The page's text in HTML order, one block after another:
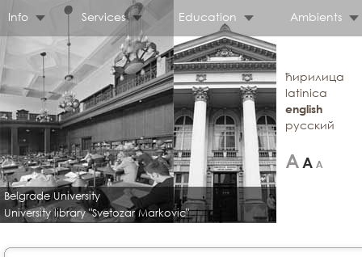
Info Services Education Ambients
Belgrade University
University library "Svetozar Markovic"
ћирилица
latinica
english
русский